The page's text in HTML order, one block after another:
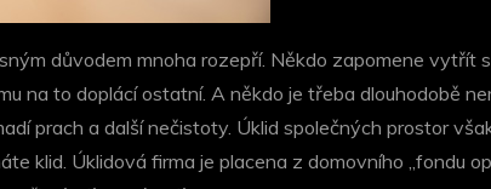
důvodem mnoha rozepří. Někdo zapomene vytřít
na to doplácí ostatní. A někdo je třeba dlouhodobě
prach a další nečistoty. Úklid společných prostor
klid. Úklidová firma je placena z domovního „fondu